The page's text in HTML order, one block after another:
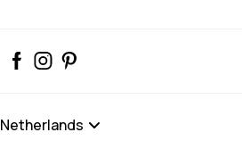
Netherlands